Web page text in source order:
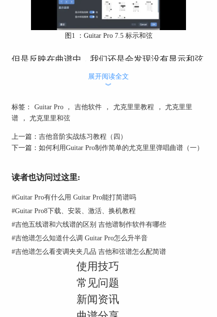
图1 ：Guitar Pro 7.5 标示和弦
但是反映在曲谱中，我们还是会发现没有显示和弦
的指法图。此时，点击右侧任务面板上的“样式表
单”进行打开，在“页面及乐谱格式”下滑动光标。
谱内（曲谱小节上方）”的滑块移动至“在”，再依
次点击“Apply”、“OK”即可。
图2 ：Guitar Pro 7.5 打开样式表单
展开阅读全文
︾
标签： Guitar Pro ， 吉他软件 ， 尤克里里教程 ，
尤克里里
谱
， 尤克里里和弦
上一篇： 吉他音阶实战练习教程（四）
下一篇： 如何利用Guitar Pro制作简单的尤克里里弹唱曲谱（一）
读者也访问过这里:
#Guitar Pro有什么用 Guitar Pro能打简谱吗
#Guitar Pro8下载、安装、激活、换机教程
#吉他五线谱和六线谱的区别 吉他谱制作软件有哪些
#吉他谱怎么知道什么调 Guitar Pro怎么升半音
#吉他谱怎么看变调夹夹几品 吉他和弦谱怎么配简谱
使用技巧
常见问题
新闻资讯